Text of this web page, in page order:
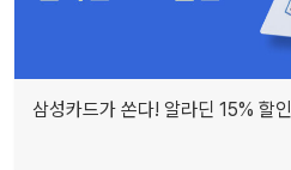
삼성카드가 쏜다! 알라딘 15% 할인